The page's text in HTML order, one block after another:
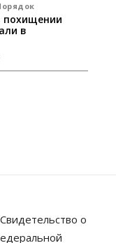
похищении
в
80 лет в
о